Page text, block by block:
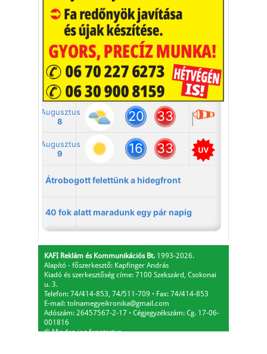
Vélemény rovat cikkei
Újságlapozó
A nagyvilág képekben
KAFI Reklám és Kommunikációs Bt. 1993-2026.
Alapító - főszerkesztő: Kapfinger András
Kiadó és szerkesztőség címe: 7100 Szekszárd, Csokonai
u. 3.
Telefon: 74/414-853, 74/511-709 ⋅ Fax: 74/414-853
E-mail: tolnamegyeikronika@gmail.com
Adószám: 26457567-2-17 ⋅ Cégjegyzékszám: Cg. 17-06-
001816
© Minden jog fenntartva.